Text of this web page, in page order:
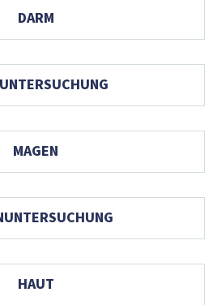
DARM
MAGEN
HAUT